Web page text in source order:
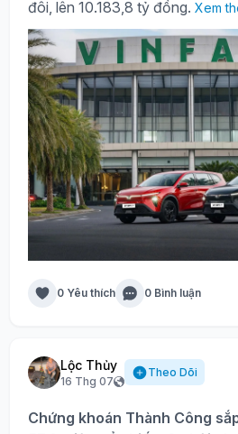
đôi, lên 10.183,8 tỷ đồng. Xem
0 Yêu thích 0 Bình luận
Lộc Thủy
16 Thg 07
Theo Dõi
Chứng khoán Thành Công